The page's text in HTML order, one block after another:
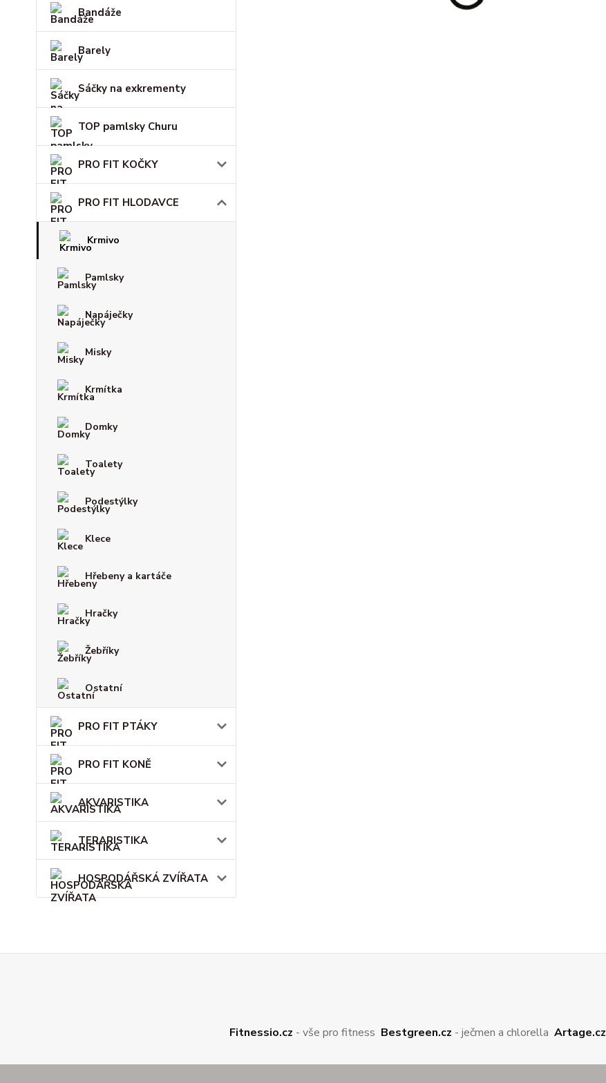
Bandáže
Barely
Sáčky na exkrementy
TOP pamlsky Churu
PRO FIT KOČKY
PRO FIT HLODAVCE
Krmivo
Pamlsky
Napáječky
Misky
Krmítka
Domky
Toalety
Podestýlky
Klece
Hřebeny a kartáče
Hračky
Žebříky
Ostatní
PRO FIT PTÁKY
PRO FIT KONĚ
AKVARISTIKA
TERARISTIKA
HOSPODÁŘSKÁ ZVÍŘATA
Fitnessio.cz - vše pro fitness Bestgreen.cz - ječmen a chlorella Artage.cz